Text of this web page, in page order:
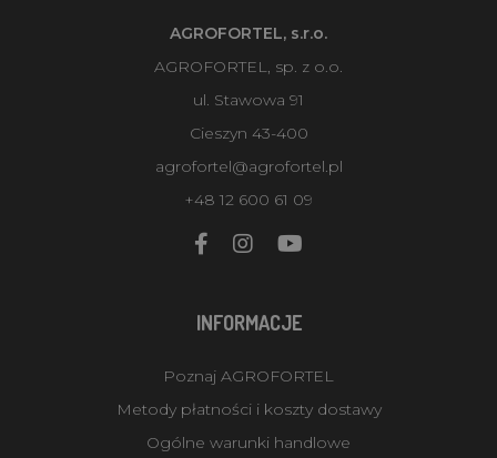
AGROFORTEL, s.r.o.
AGROFORTEL, sp. z o.o.
ul. Stawowa 91
Cieszyn 43-400
agrofortel@agrofortel.pl
+48 12 600 61 09
INFORMACJE
Poznaj AGROFORTEL
Metody płatności i koszty dostawy
Ogólne warunki handlowe